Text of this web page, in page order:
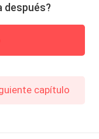
después?
capítulo